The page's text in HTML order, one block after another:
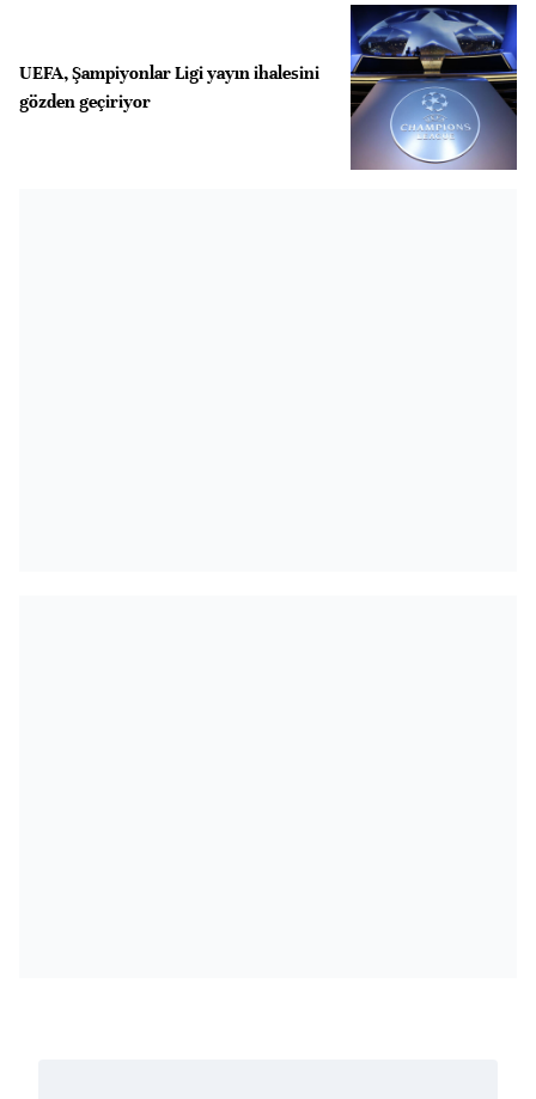
UEFA, Şampiyonlar Ligi yayın ihalesini
gözden geçiriyor